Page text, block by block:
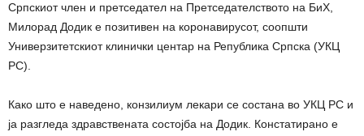
Српскиот член и претседател на Претседателството на БиХ,
Милорад Додик е позитивен на коронавирусот, соопшти
Универзитетскиот клинички центар на Република Српска (УКЦ
РС).
Како што е наведено, конзилиум лекари се состана во УКЦ РС и
ја разгледа здравствената состојба на Додик. Констатирано е